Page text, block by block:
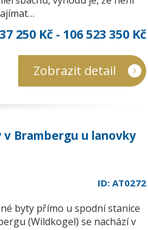
250 Kč - 106 523 350 Kč
Zobrazit detail
Brambergu u lanovky
ID: AT0272
byty přímo u spodní stanice
(Wildkogel) se nachází v